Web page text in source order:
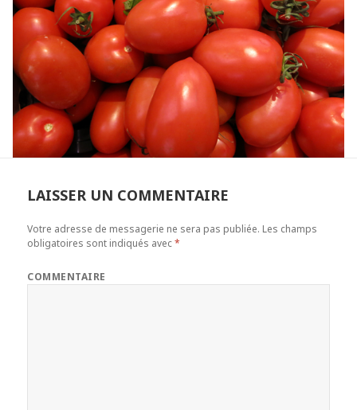
LAISSER UN COMMENTAIRE
Votre adresse de messagerie ne sera pas publiée. Les champs
obligatoires sont indiqués avec*
COMMENTAIRE